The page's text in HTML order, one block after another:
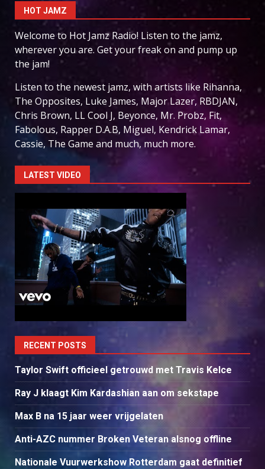
HOT JAMZ
Welcome to Hot Jamz Radio! Listen to the jamz,
wherever you are. Get your freak on and pump up
the jam!
Listen to the newest jamz, with artists like Rihanna,
The Opposites, Luke James, Major Lazer, RBDJAN,
Chris Brown, LL Cool J, Beyonce, Mr. Probz, Fit,
Fabolous, Rapper D.A.B, Miguel, Kendrick Lamar,
Cassie, The Game and much, much more.
LATEST VIDEO
RECENT POSTS
Taylor Swift officieel getrouwd met Travis Kelce
Ray J klaagt Kim Kardashian aan om sekstape
Max B na 15 jaar weer vrijgelaten
Anti-AZC nummer Broken Veteran alsnog offline
Nationale Vuurwerkshow Rotterdam gaat definitief